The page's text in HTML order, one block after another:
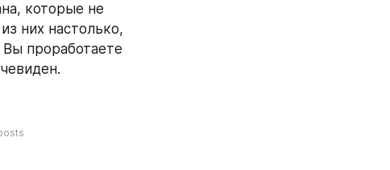
которые не
них настолько,
проработаете